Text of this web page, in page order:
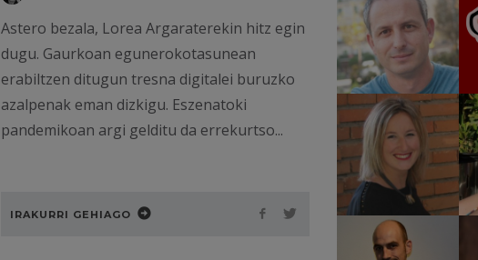
Astero bezala, Lorea Argaraterekin hitz egin
dugu. Gaurkoan egunerokotasunean
erabiltzen ditugun tresna digitalei buruzko
azalpenak eman dizkigu. Eszenatoki
pandemikoan argi gelditu da errekurtso...
IRAKURRI GEHIAGO